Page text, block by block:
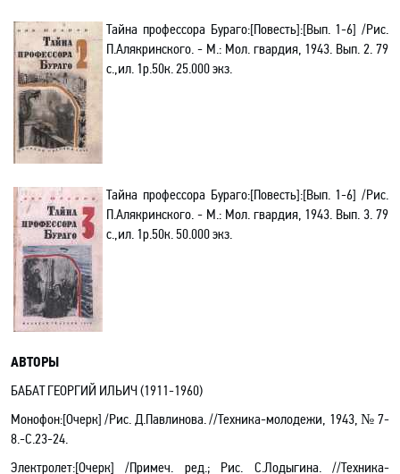
Тайна профессора Бураго:[Повесть]:[Вып. 1-6] /Рис.
П.Алякринского. -М.: Мол. гвардия, 1943. Вып.2. 79
с.,ил. 1р.50к.25.000 экз.
Тайна профессора Бураго:[Повесть]:[Вып. 1-6] /Рис.
П.Алякринского. -М.: Мол. гвардия, 1943. Вып. 3. 79
с.,ил. 1р.50к. 50.000 экз.
АВТОРЫ
БАБАТ ГЕОРГИЙ ИЛЬИЧ(1911-1960)
Монофон:[Очерк]/Рис. Д.Павлинова. //Техника-молодежи, 1943, № 7-
8.-C.23-24.
Электролет:[Очерк]/Примеч. ред.; Рис. С.Лодыгина. //Техника-